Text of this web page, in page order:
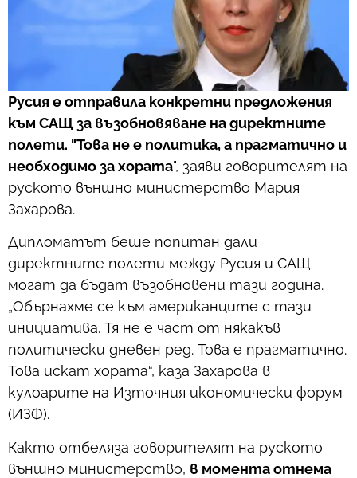
Русия е отправила конкретни предложения
към САЩ за възобновяване на директните
полети. "Това не е политика, а прагматично и
необходимо за хората", заяви говорителят на
руското външно министерство Мария
Захарова.
Дипломатът беше попитан дали
директните полети между Русия и САЩ
могат да бъдат възобновени тази година.
„Обърнахме се към американците с тази
инициатива. Тя не е част от някакъв
политически дневен ред. Това е прагматично.
Това искат хората“, каза Захарова в
кулоарите на Източния икономически форум
(ИЗФ).
Както отбеляза говорителят на руското
външно министерство, в момента отнема